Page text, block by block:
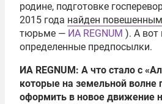
родине, подготовке
2015 года найден повешенным
тюрьме — ИА REGNUM ). А вот
определенные предпосылки.
ИА REGNUM : А что стало с
которые на земельной волне
оформить в новое движение